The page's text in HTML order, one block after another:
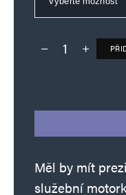
Deník TO – verze
Měl by mít
služební